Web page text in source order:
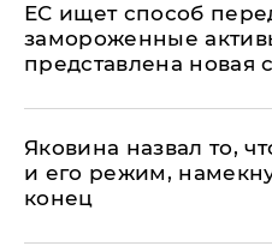
ЕС ищет способ
замороженные
представлена новая
Яковина назвал то,
и его режим,
конец